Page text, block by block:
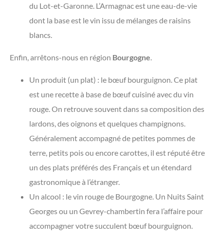
du Lot-et-Garonne. L’Armagnac est une eau-de-vie
dont la base est le vin issu de mélanges de raisins
blancs.
Enfin, arrêtons-nous en région Bourgogne
Un produit (un plat) : le bœuf bourguignon. Ce plat
est une recette à base de bœuf cuisiné avec du vin
rouge. On retrouve souvent dans sa composition des
lardons, des oignons et quelques champignons.
Généralement accompagné de petites pommes de
terre, petits pois ou encore carottes, il est réputé être
un des plats préférés des Français et un étendard
gastronomique à l’étranger.
Un alcool : le vin rouge de Bourgogne. Un Nuits Saint
Georges ou un Gevrey-chambertin fera l’affaire pour
accompagner votre succulent bœuf bourguignon.